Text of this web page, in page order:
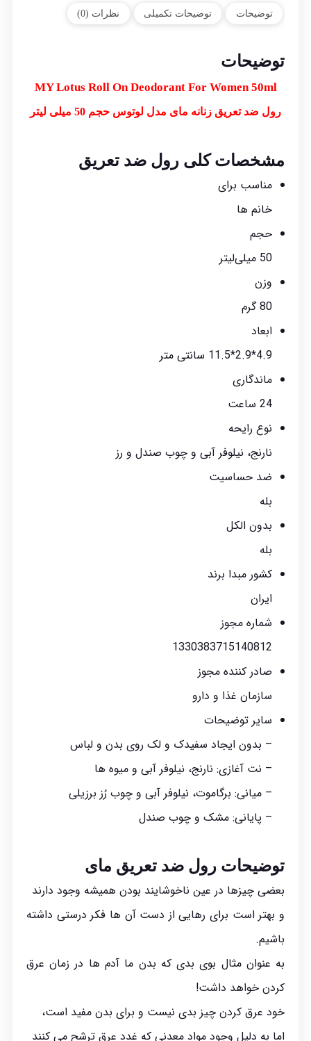
توضیحات توضیحات تکمیلی نظرات (0)
توضیحات
MY Lotus Roll On Deodorant For Women 50ml
رول ضد تعریق زنانه مای مدل لوتوس حجم 50 میلی لیتر
مشخصات کلی رول ضد تعریق
مناسب برای
خانم ها
حجم
50 میلی‌لیتر
وزن
80 گرم
ابعاد
4.9*2.9*11.5 سانتی متر
ماندگاری
24 ساعت
نوع رایحه
نارنج، نیلوفر آبی و چوب صندل و رز
ضد حساسیت
بله
بدون الکل
بله
کشور مبدا برند
ایران
شماره مجوز
1330383715140812
صادر کننده مجوز
سازمان غذا و دارو
سایر توضیحات
– بدون ایجاد سفیدک و لک روی بدن و لباس
– نت آغازی: نارنج، نیلوفر آبی و میوه ها
– میانی: برگاموت، نیلوفر آبی و چوب رُز برزیلی
– پایانی: مشک و چوب صندل
توضیحات رول ضد تعریق مای
بعضی چیزها در عین ناخوشایند بودن همیشه وجود دارند
و بهتر است برای رهایی از دست آن ها فکر درستی داشته
باشیم.
به عنوان مثال بوی بدی که بدن ما آدم ها در زمان عرق
کردن خواهد داشت!
خود عرق کردن چیز بدی نیست و برای بدن مفید است،
اما به دلیل وجود مواد معدنی که غدد عرق ترشح می کنند